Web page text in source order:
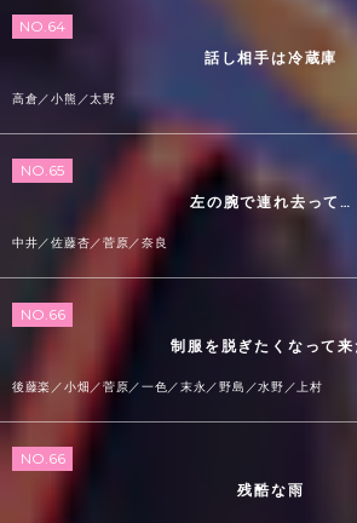
NO.64
話し相手は冷蔵庫
高倉／小熊／太野
NO.65
左の腕で連れ去って…
中井／佐藤杏／菅原／奈良
NO.66
制服を脱ぎたくなって来
後藤楽／小畑／菅原／一色／末永／野島／水野／上村
NO.66
残酷な雨